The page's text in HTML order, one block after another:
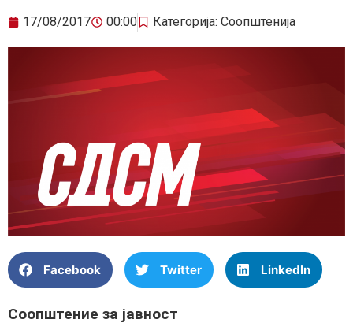
17/08/2017 00:00 Категорија: Соопштенија
Facebook Twitter LinkedIn
Соопштение за јавност